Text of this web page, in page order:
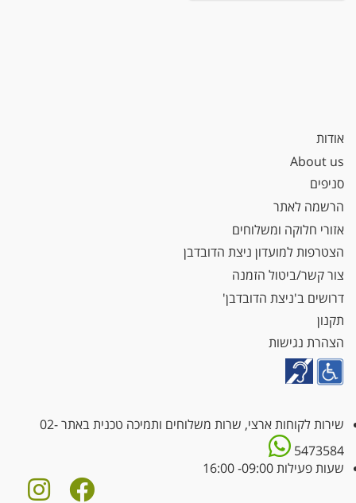
אודות
About us
סניפים
הרשמה לאתר
אזורי חלוקה ומשלוחים
הצטרפות למועדון ניצת הדובדבן
צור קשר/ביטול הזמנה
דרושים ב'ניצת הדובדבן'
תקנון
הצהרת נגישות
שירות לקוחות ארצי, שרות משלוחים ותמיכה טכנית באתר02-
5473584
שעות פעילות 09:00- 16:00